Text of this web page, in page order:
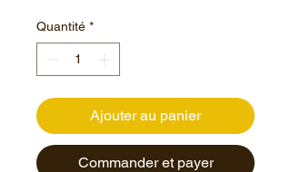
Quantité *
Ajouter au panier
Commander et payer